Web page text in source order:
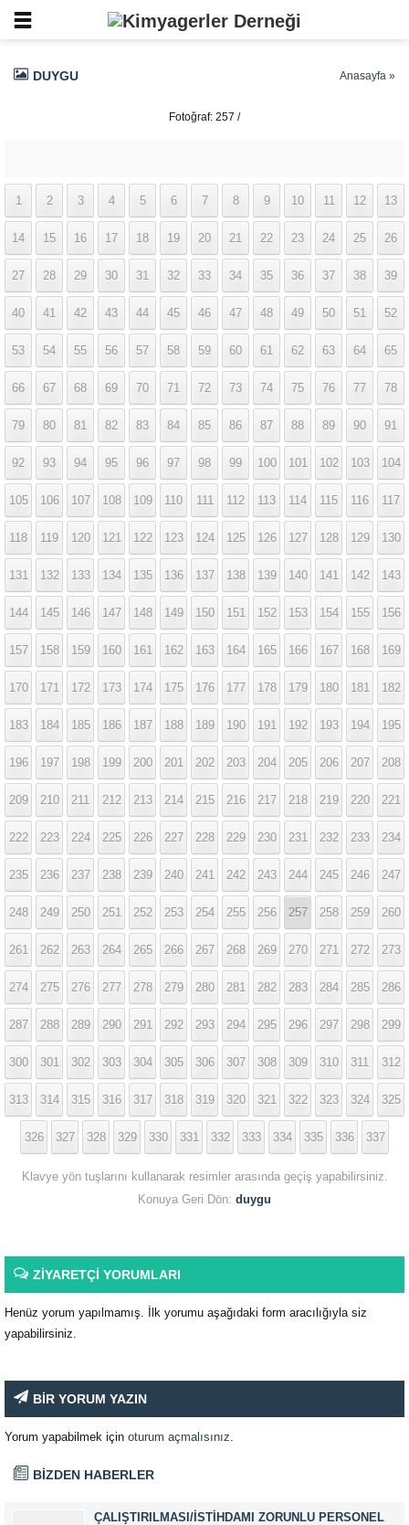
DUYGU Anasayfa »
Fotoğraf: 257 /
1 2 3 4 5 6 7 8 9 10 11 12 13
14 15 16 17 18 19 20 21 22 23 24 25 26
27 28 29 30 31 32 33 34 35 36 37 38 39
40 41 42 43 44 45 46 47 48 49 50 51 52
53 54 55 56 57 58 59 60 61 62 63 64 65
66 67 68 69 70 71 72 73 74 75 76 77 78
79 80 81 82 83 84 85 86 87 88 89 90 91
92 93 94 95 96 97 98 99 100 101 102 103 104
105 106 107 108 109 110 111 112 113 114 115 116 117
118 119 120 121 122 123 124 125 126 127 128 129 130
131 132 133 134 135 136 137 138 139 140 141 142 143
144 145 146 147 148 149 150 151 152 153 154 155 156
157 158 159 160 161 162 163 164 165 166 167 168 169
170 171 172 173 174 175 176 177 178 179 180 181 182
183 184 185 186 187 188 189 190 191 192 193 194 195
196 197 198 199 200 201 202 203 204 205 206 207 208
209 210 211 212 213 214 215 216 217 218 219 220 221
222 223 224 225 226 227 228 229 230 231 232 233 234
235 236 237 238 239 240 241 242 243 244 245 246 247
248 249 250 251 252 253 254 255 256 257 258 259 260
261 262 263 264 265 266 267 268 269 270 271 272 273
274 275 276 277 278 279 280 281 282 283 284 285 286
287 288 289 290 291 292 293 294 295 296 297 298 299
300 301 302 303 304 305 306 307 308 309 310 311 312
313 314 315 316 317 318 319 320 321 322 323 324 325
326 327 328 329 330 331 332 333 334 335 336 337
Klavye yön tuşlarını kullanarak resimler arasında geçiş yapabilirsiniz.
Konuya Geri Dön: duygu
ZİYARETÇİ YORUMLARI
Henüz yorum yapılmamış. İlk yorumu aşağıdaki form aracılığıyla siz
yapabilirsiniz.
BİR YORUM YAZIN
Yorum yapabilmek için oturum açmalısınız
BİZDEN HABERLER
ÇALIŞTIRILMASI/İSTIHDAMI ZORUNLU PERSONEL